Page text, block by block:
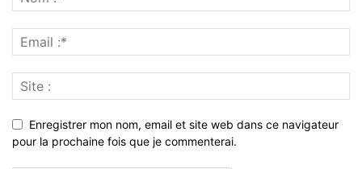
Enregistrer mon nom, email et site web dans ce navigateur
pour la prochaine fois que je commenterai.